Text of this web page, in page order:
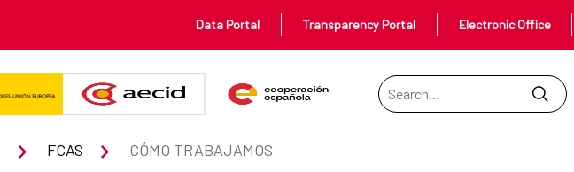
Data Portal Transparency Portal Electronic Office
Search Bar
FCAS CÓMO TRABAJAMOS